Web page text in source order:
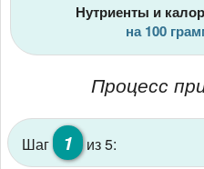
Нутриенты и
на 100
Процесс
Шаг 1
из 5: